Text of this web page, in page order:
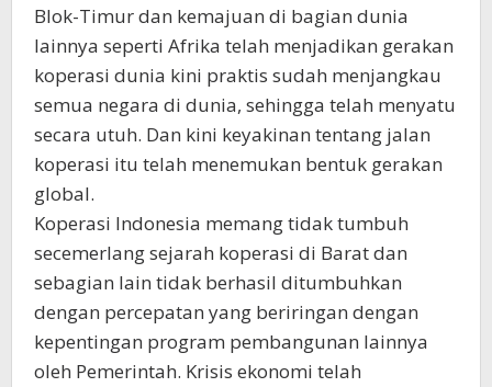
Blok-Timur dan kemajuan di bagian dunia
lainnya seperti Afrika telah menjadikan gerakan
koperasi dunia kini praktis sudah menjangkau
semua negara di dunia, sehingga telah menyatu
secara utuh. Dan kini keyakinan tentang jalan
koperasi itu telah menemukan bentuk gerakan
global.
Koperasi Indonesia memang tidak tumbuh
secemerlang sejarah koperasi di Barat dan
sebagian lain tidak berhasil ditumbuhkan
dengan percepatan yang beriringan dengan
kepentingan program pembangunan lainnya
oleh Pemerintah. Krisis ekonomi telah